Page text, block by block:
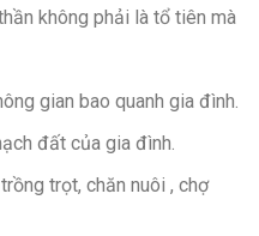
không phải là tổ tiên mà
gian bao quanh gia đình.
đất của gia đình.
trọt, chăn nuôi , chợ